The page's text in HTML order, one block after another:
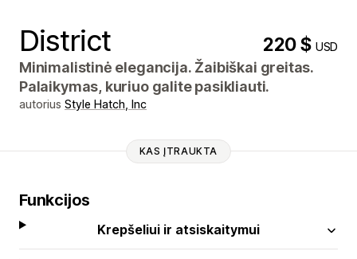
District 220 $USD
Minimalistinė elegancija. Žaibiškai greitas.
Palaikymas, kuriuo galite pasikliauti.
autorius Style Hatch, Inc
KAS ĮTRAUKTA
Funkcijos
Krepšeliui ir atsiskaitymui